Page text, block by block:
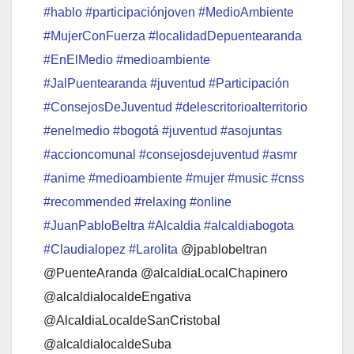
#hablo #participaciónjoven #MedioAmbiente
#MujerConFuerza #localidadDepuentearanda
#EnElMedio #medioambiente
#JalPuentearanda #juventud #Participación
#ConsejosDeJuventud #delescritorioalterritorio
#enelmedio #bogotá #juventud #asojuntas
#accioncomunal #consejosdejuventud #asmr
#anime #medioambiente #mujer #music #cnss
#recommended #relaxing #online
#JuanPabloBeltra #Alcaldia #alcaldiabogota
#Claudialopez #Larolita @jpablobeltran
@PuenteAranda @alcaldiaLocalChapinero
@alcaldialocaldeEngativa
@AlcaldiaLocaldeSanCristobal
@alcaldialocaldeSuba